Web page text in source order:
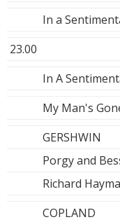
In a
23.00
In A
My Man's
GERSHWIN
Porgy and
Richard
COPLAND